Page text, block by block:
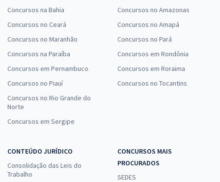
Concursos na Bahia
Concursos no Ceará
Concursos no Maranhão
Concursos na Paraíba
Concursos em Pernambuco
Concursos no Piauí
Concursos no Rio Grande do
Norte
Concursos em Sergipe
Concursos no Amazonas
Concursos no Amapá
Concursos no Pará
Concursos em Rondônia
Concursos em Roraima
Concursos no Tocantins
CONTEÚDO JURÍDICO
Consolidação das Leis do
Trabalho
CONCURSOS MAIS
PROCURADOS
SEDES